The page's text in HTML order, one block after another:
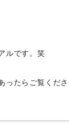
ルです。笑
ったらご覧くださ